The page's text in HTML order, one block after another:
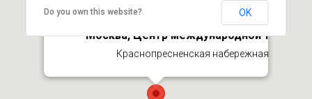
Москва, Центр международной
Краснопресненская набережная, 12
Do you own this website? OK